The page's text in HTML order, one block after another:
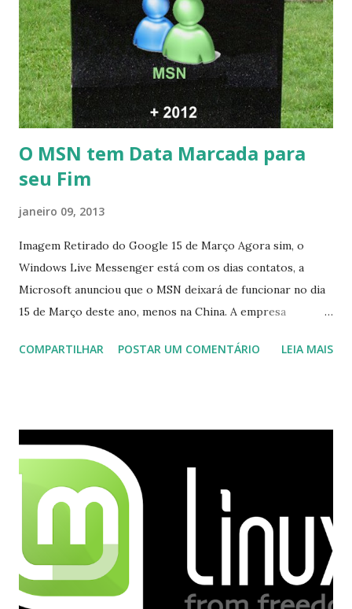
O MSN tem Data Marcada para
seu Fim
janeiro 09, 2013
Imagem Retirado do Google 15 de Março Agora sim, o
Windows Live Messenger está com os dias contatos, a
Microsoft anunciou que o MSN deixará de funcionar no dia
15 de Março deste ano, menos na China. A empresa
integrado com o serviço do MSN, segundo a empresa, os
o Windows Live (assim como muitos profissionais de TI) ,
mesmo na versão para Linux, claro, sempre existem outras
opções e o Pidgin, que se mostra como opção.
COMPARTILHAR POSTAR UM COMENTÁRIO LEIA MAIS